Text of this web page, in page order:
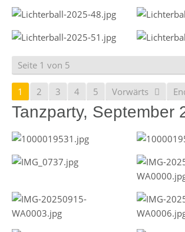
Seite 1 von 5
1 2 3 4 5 Vorwärts
Tanzparty, September